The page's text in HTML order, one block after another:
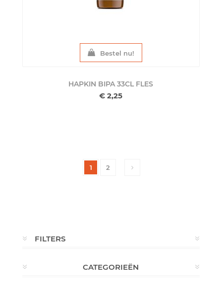
Bestel nu!
HAPKIN BIPA 33CL FLES
€ 2,25
1 2
FILTERS
CATEGORIEËN